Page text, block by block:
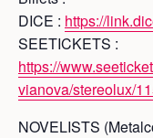
DICE : https://
SEETICKETS :
https://
vianova/stereolux/
NOVELISTS